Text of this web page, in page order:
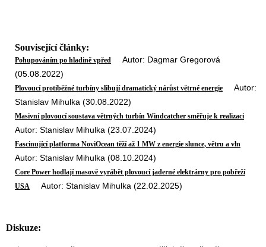
Související články:
Pohupováním po hladině vpřed
Autor: Dagmar Gregorová
(05.08.2022)
Plovoucí protiběžné turbíny slibují dramatický nárůst větrné energie Autor:
Stanislav Mihulka (30.08.2022)
Masivní plovoucí soustava větrných turbín Windcatcher směřuje k realizaci
Autor: Stanislav Mihulka (23.07.2024)
Fascinující platforma NoviOcean těží až 1 MW z energie slunce, větru a vln
Autor: Stanislav Mihulka (08.10.2024)
Core Power hodlají masově vyrábět plovoucí jaderné elektrárny pro pobřeží
USA
Autor: Stanislav Mihulka (22.02.2025)
Diskuze: